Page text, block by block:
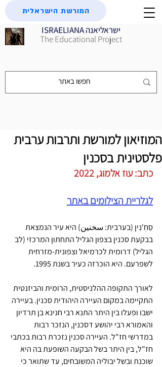
ISRAELIANA ישראליאנה
The Educational Project
המורשת הישראלית
המוזיאון למורשת ותרבות ערבית
פלסטינית בסכנין
כתב: עוז אלמוג, 2022
לגלריית הצילומים באתר
סַחְ'נִין (בערבית: سخنين) היא עיר הנמצאת
בבקעת סכנין בצפון הגליל התחתון המרכזי (לב
הגליל) דרומית לכרמיאל וצפונית-מזרחית
לשפרעם. היא הוכרזה כעיר בשנת 1995.
לאורך התקופה ההלניסטית, הרומית והביזנטית
התקיימה במקום העיירה היהודית סכנין. בעיירה
ישבו ופעלו בין היתר התנא רבי חנינא בן תרדיון
והאמורא רבי יהושע דסכנין, הנזכר רבות
במדרשי חז"ל. העיירה סכנין נזכרת רבות בכתבי
חז"ל, בין היתר בשל הבקעה השופעת בה היא
שוכנת ובשל יבוליה המשובחים, עד שתואר כי